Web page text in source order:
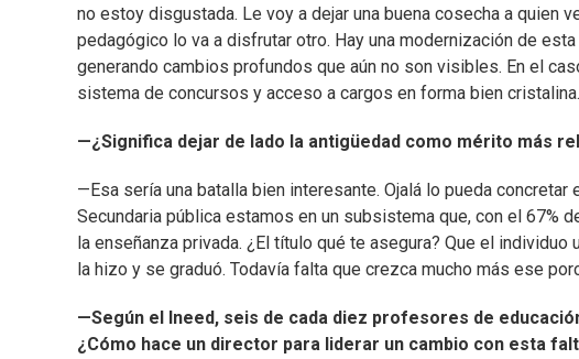
no estoy disgustada. Le voy a dejar una buena cosecha a quien
pedagógico lo va a disfrutar otro. Hay una modernización de
generando cambios profundos que aún no son visibles. En el
sistema de concursos y acceso a cargos en forma bien cristalina.
—¿Significa dejar de lado la antigüedad como mérito más
—Esa sería una batalla bien interesante. Ojalá lo pueda
Secundaria pública estamos en un subsistema que, con el 67%
la enseñanza privada. ¿El título qué te asegura? Que el
la hizo y se graduó. Todavía falta que crezca mucho más ese
—Según el Ineed, seis de cada diez profesores de
¿Cómo hace un director para liderar un cambio con esta